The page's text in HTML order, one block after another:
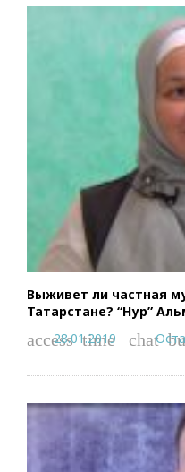
Выживет ли частная
Татарстане? “Нур”
access_time
28.01.2019